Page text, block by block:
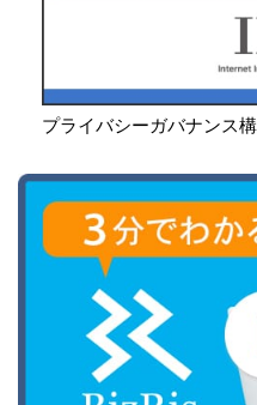
プライバシーガバナンス